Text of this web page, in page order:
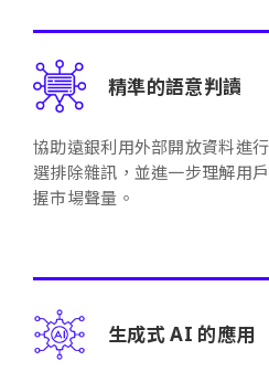
精準的語意判讀
協助遠銀利用外部開放資料進
選排除雜訊，並進一步理解用
握市場聲量。
生成式 AI 的應用